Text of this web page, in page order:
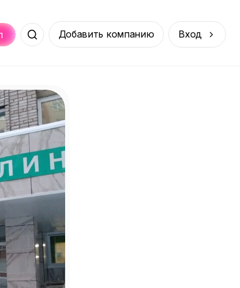
Услуги Покупки Онлайн
Места Добавить компанию Вход